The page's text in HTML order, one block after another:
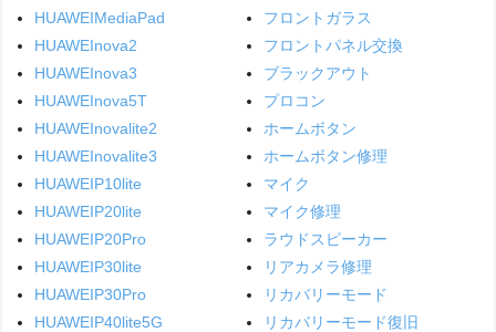
HUAWEIMediaPad
HUAWEInova2
HUAWEInova3
HUAWEInova5T
HUAWEInovalite2
HUAWEInovalite3
HUAWEIP10lite
HUAWEIP20lite
HUAWEIP20Pro
HUAWEIP30lite
HUAWEIP30Pro
HUAWEIP40lite5G
フロントガラス
フロントパネル交換
ブラックアウト
プロコン
ホームボタン
ホームボタン修理
マイク
マイク修理
ラウドスピーカー
リアカメラ修理
リカバリーモード
リカバリーモード復旧